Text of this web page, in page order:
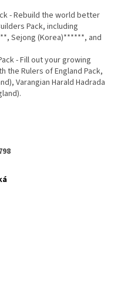
- Rebuild the world better
Pack, including
Sejong (Korea)******, and
- Fill out your growing
the Rulers of England Pack,
Varangian Harald Hadrada